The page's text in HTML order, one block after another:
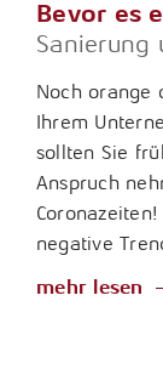
Bevor es
Sanierung
Noch orange
Ihrem
sollten Sie
Anspruch
negative
mehr lesen